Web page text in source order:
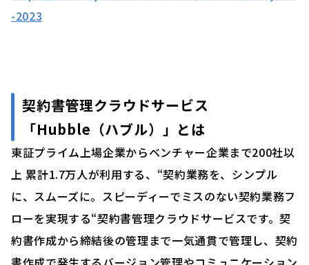
-2023
契約書管理クラウドサービス
「Hubble（ハブル）」 とは
東証プライム上場企業からベンチャー企業まで200社以
上 累計1.7万人が利用する、“契約業務を、シンプル
に、スムーズに。スピーディーでミスのない契約業務フ
ローを実現する“契約書管理クラウドサービスです。契
約書作成から締結後の管理まで一気通貫で管理し、契約